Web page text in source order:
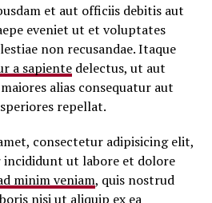
et aut officiis debitis aut
eveniet ut et voluptates
non recusandae. Itaque
a sapiente delectus, ut aut
alias consequatur aut
repellat.
consectetur adipisicing elit,
incididunt ut labore et dolore
minim veniam, quis nostrud
nisi ut aliquip ex ea